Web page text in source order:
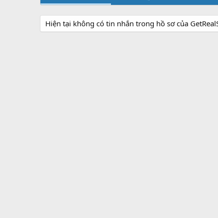
Hiện tại không có tin nhắn trong hồ sơ của